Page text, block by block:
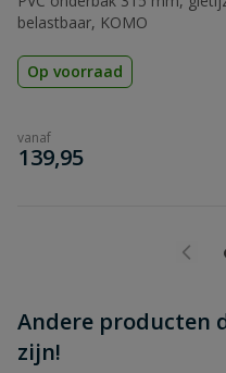
belastbaar, KOMO
Op voorraad
vanaf
€
139,95
Andere producten
zijn!